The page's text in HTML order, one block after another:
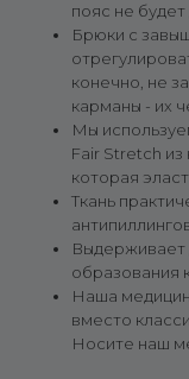
пояс не будет
Брюки с
конечно, не
карманы - их
Мы
Fair Stretch
которая
Ткань
Выдерживает
образования
Наша
вместо
Носите наш